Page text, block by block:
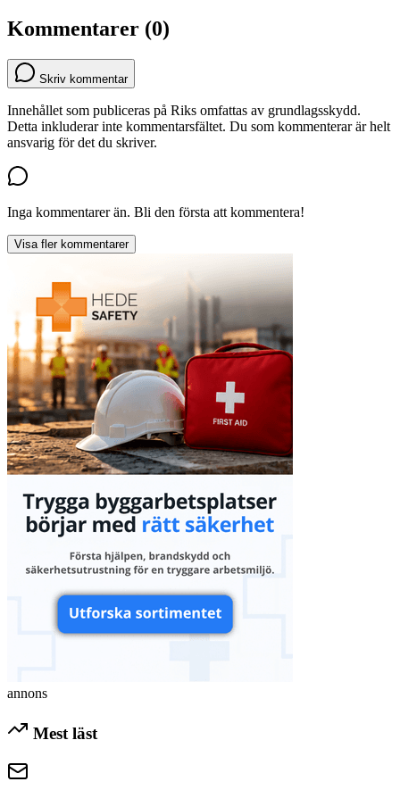
Kommentarer (0)
Skriv kommentar
Innehållet som publiceras på Riks omfattas av grundlagsskydd.
Detta inkluderar inte kommentarsfältet. Du som kommenterar är helt
ansvarig för det du skriver.
Inga kommentarer än. Bli den första att kommentera!
Visa fler kommentarer
annons
Mest läst